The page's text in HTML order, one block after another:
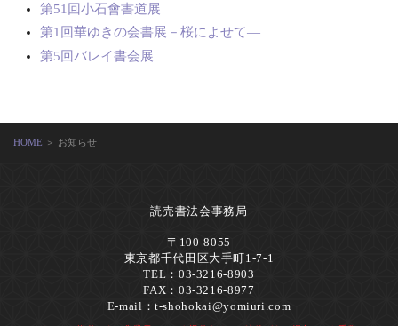
第51回小石會書道展
第1回華ゆきの会書展－桜によせて―
第5回バレイ書会展
HOME ＞ お知らせ
読売書法会事務局
〒100-8055
東京都千代田区大手町1-7-1
TEL：03-3216-8903
FAX：03-3216-8977
E-mail：t-shohokai@yomiuri.com